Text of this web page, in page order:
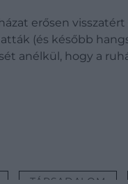
erősen
(és később
anélkül, hogy a
TÁRSADALOM